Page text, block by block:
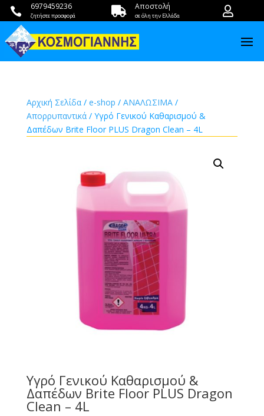
 6979459236
ζητήστε προσφορά  Αποστολή
σε όλη την Ελλάδα 
Αρχική Σελίδα/ e-shop / ΑΝΑΛΩΣΙΜΑ/
Απορρυπαντικά/ Υγρό Γενικού Καθαρισμού &
Δαπέδων Brite Floor PLUS Dragon Clean – 4L
Υγρό Γενικού Καθαρισμού &
Δαπέδων Brite Floor PLUS Dragon
Clean – 4L